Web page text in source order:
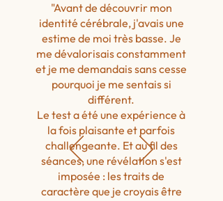
"Avant de découvrir mon
identité cérébrale, j'avais une
estime de moi très basse. Je
me dévalorisais constamment
et je me demandais sans cesse
pourquoi je me sentais si
différent.
Le test a été une expérience à
la fois plaisante et parfois
challengeante. Et au fil des
séances, une révélation s'est
imposée : les traits de
caractère que je croyais être